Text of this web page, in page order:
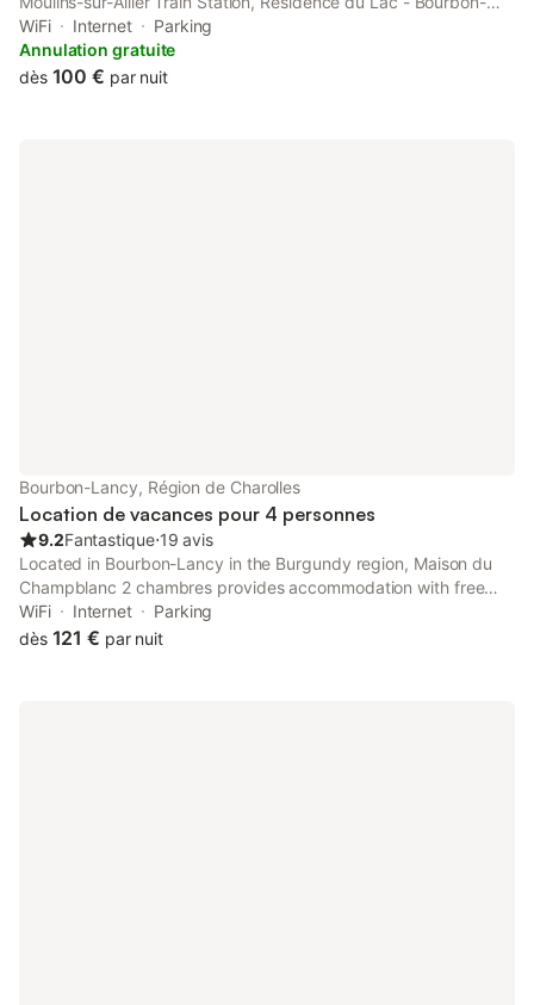
Lancy offers rooms with air conditioning and a private bathroom
in Bourbon-Lancy.
WiFi Internet
Parking
Annulation gratuite
dès 100 € par nuit
Bourbon-Lancy, Région de Charolles
Location de vacances pour 4 personnes
9.2Fantastique⋅19 avis
Located in Bourbon-Lancy in the Burgundy region, Maison du
Champblanc 2 chambres provides accommodation with free
WiFi and free private parking. Situated 36 km from Moulins-sur-
Allier Train Station, the property offers a garden.
WiFi Internet
Parking
dès 121 € par nuit